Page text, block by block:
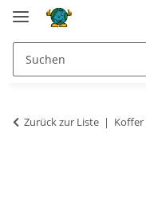
Zurück zur Liste Koffer